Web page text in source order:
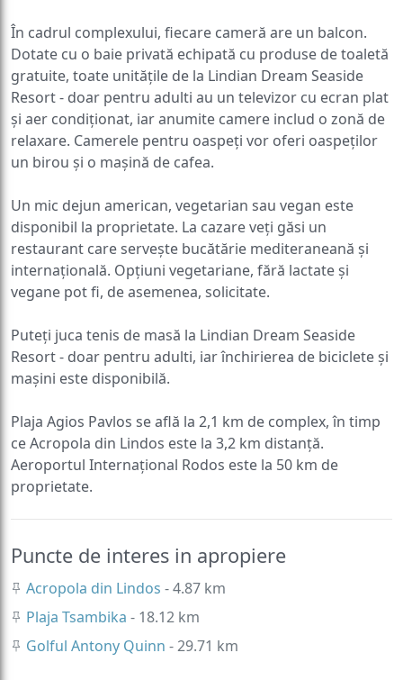
În cadrul complexului, fiecare cameră are un balcon.
Dotate cu o baie privată echipată cu produse de toaletă
gratuite, toate unitățile de la Lindian Dream Seaside
Resort - doar pentru adulti au un televizor cu ecran plat
și aer condiționat, iar anumite camere includ o zonă de
relaxare. Camerele pentru oaspeți vor oferi oaspeților
un birou și o mașină de cafea.
Un mic dejun american, vegetarian sau vegan este
disponibil la proprietate. La cazare veți găsi un
restaurant care servește bucătărie mediteraneană și
internațională. Opțiuni vegetariane, fără lactate și
vegane pot fi, de asemenea, solicitate.
Puteți juca tenis de masă la Lindian Dream Seaside
Resort - doar pentru adulti, iar închirierea de biciclete și
mașini este disponibilă.
Plaja Agios Pavlos se află la 2,1 km de complex, în timp
ce Acropola din Lindos este la 3,2 km distanță.
Aeroportul Internațional Rodos este la 50 km de
proprietate.
Puncte de interes in apropiere
Acropola din Lindos - 4.87 km
Plaja Tsambika - 18.12 km
Golful Antony Quinn - 29.71 km